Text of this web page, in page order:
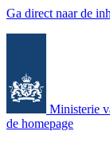
Ga direct naar de
Ministerie
de homepage